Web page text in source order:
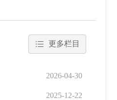
更多栏目
2026-04-30
2025-12-22